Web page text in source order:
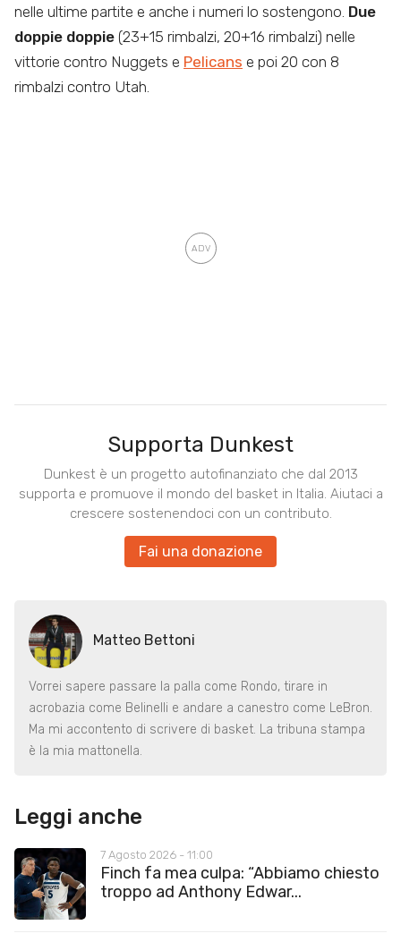
nelle ultime partite e anche i numeri lo sostengono. Due
doppie doppie (23+15 rimbalzi, 20+16 rimbalzi) nelle
vittorie contro Nuggets e Pelicans e poi 20 con 8
rimbalzi contro Utah.
Supporta Dunkest
Dunkest è un progetto autofinanziato che dal 2013
supporta e promuove il mondo del basket in Italia. Aiutaci a
crescere sostenendoci con un contributo.
Fai una donazione
Matteo Bettoni
Vorrei sapere passare la palla come Rondo, tirare in
acrobazia come Belinelli e andare a canestro come LeBron.
Ma mi accontento di scrivere di basket. La tribuna stampa
è la mia mattonella.
Leggi anche
7 Agosto 2026 - 11:00
Finch fa mea culpa: “Abbiamo chiesto
troppo ad Anthony Edwar...